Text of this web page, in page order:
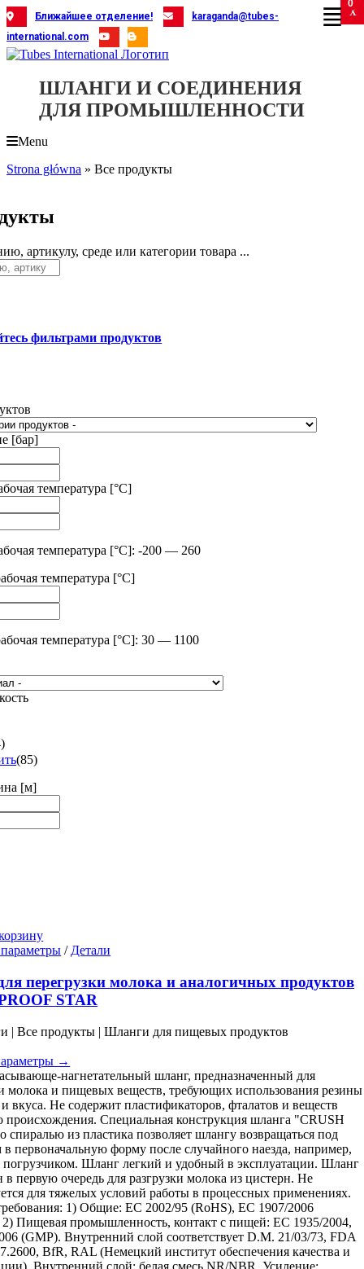
Skip
to
content
Ближайшее отделение!
karaganda@tubes-
international.com
ШЛАНГИ И СОЕДИНЕНИЯ
ДЛЯ ПРОМЫШЛЕННОСТИ
Menu
Strona główna » Все продукты
артикулу, среде или категории товара ...
фильтрами продуктов
[бар]
температура [°C]
температура [°C]: -200 — 260
температура [°C]
температура [°C]: 30 — 1100
)
(85)
[м]
Этот
имеет
несколько
вариаций.
можно
на
странице
товара.
/ Детали
перегрузки молока и аналогичных продуктов
STAR
| Все продукты | Шланги для пищевых продуктов
→
нагнетательный шланг, предназначенный для
молока и пищевых веществ, требующих использования резины
и вкуса. Не содержит пластификаторов, фталатов и веществ
происхождения. Специальная конструкция шланга "CRUSH
спиралью из пластика позволяет шлангу возвращаться под
в первоначальную форму после случайного наезда, например,
Шланг легкий и удобный в эксплуатации. Шланг
в первую очередь для разгрузки молока из цистерн. Не
для тяжелых условий работы в процессных применениях.
1) Общие: EC 2002/95 (RoHS), EC 1907/2006
Пищевая промышленность, контакт с пищей: EC 1935/2004,
(GMP). Внутренний слой соответствует D.M. 21/03/73, FDA
BfR, RAL (Немецкий институт обеспечения качества и
Внутренний слой: белая смесь NR/NBR. Усиление:
0
X
X
X
X
X
X
X
X
X
X
X
X
X
X
X
X
X
X
X